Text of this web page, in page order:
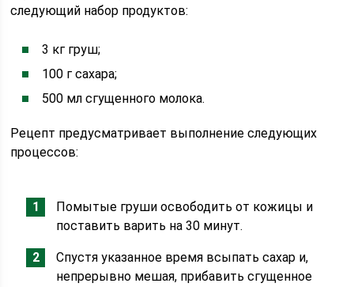
следующий набор продуктов:
3 кг груш;
100 г сахара;
500 мл сгущенного молока.
Рецепт предусматривает выполнение следующих
процессов:
Помытые груши освободить от кожицы и
поставить варить на 30 минут.
Спустя указанное время всыпать сахар и,
непрерывно мешая, прибавить сгущенное